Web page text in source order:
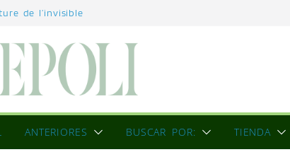
de l’invisible
el descanso imposible de una escultora
un viajero
Caraballo o el ascenso de la conciencia
ANTERIORES BUSCAR POR: TIENDA